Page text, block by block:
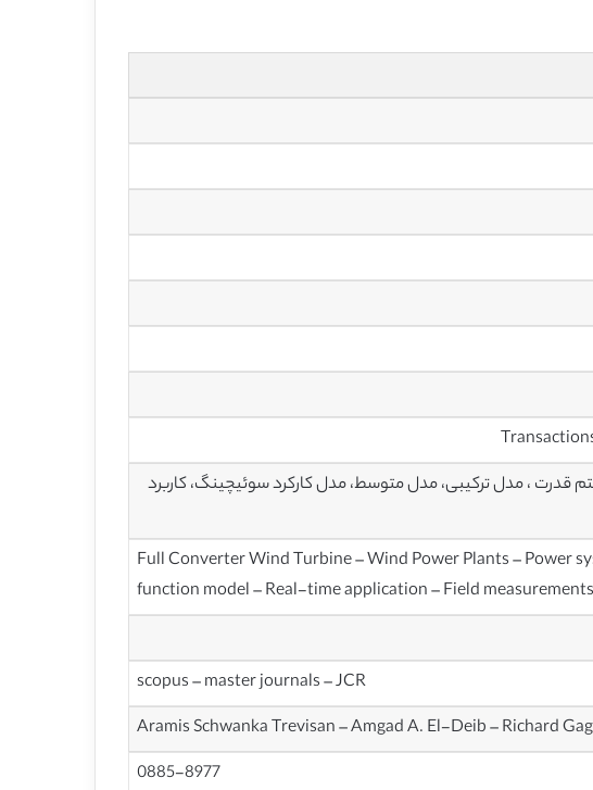
قدرت ، مدل ترکیبی، مدل متوسط، مدل کارکرد سوئیچینگ، کاربرد
Full Converter Wind Turbine – Wind Power Plants – Power
function model – Real-time application – Field measurements
scopus – master journals – JCR
Aramis Schwanka Trevisan – Amgad A. El-Deib – Richard
0885-8977